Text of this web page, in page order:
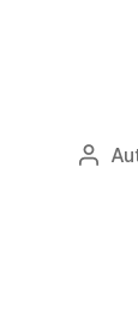
Autor